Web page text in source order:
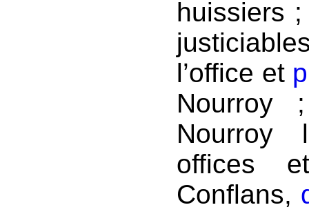
huissiers
l’office et
Nourroy
Nourroy
offices
Conflans,